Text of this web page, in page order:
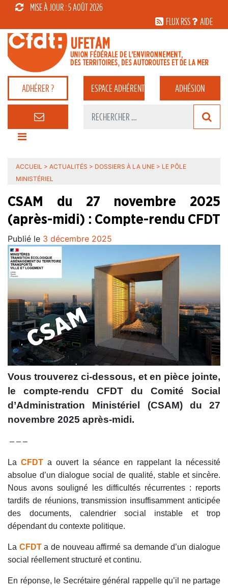
MISE À JOUR : 5 AOÛT 2026
FLUX RSS
AIDE
ADHÉRER ? ESPACEADHÉRENT ADHÉSION
ACCUEIL > ACTUALITÉS > DOSSIERS À LA UNE > LE PÔLE
MINISTÉRIEL
CSAM du 27 novembre 2025
(après-midi) : Compte-rendu CFDT
Publié le 3 décembre 2025
Vous trouverez ci-dessous, et en pièce jointe,
le compte-rendu CFDT du Comité Social
d’Administration Ministériel (CSAM) du 27
novembre 2025 après-midi.
– – –
La CFDT a ouvert la séance en rappelant la nécessité
absolue d’un dialogue social de qualité, stable et sincère.
Nous avons souligné les difficultés récurrentes : reports
tardifs de réunions, transmission insuffisamment anticipée
des documents, calendrier social instable et trop
dépendant du contexte politique.
La CFDTa de nouveau affirmé sa demande d’un dialogue
social réellement structuré et continu.
En réponse, le Secrétaire général rappelle qu’il ne partage